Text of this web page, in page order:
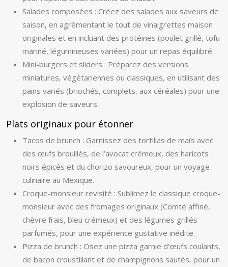
Salades composées : Créez des salades aux saveurs de
saison, en agrémentant le tout de vinaigrettes maison
originales et en incluant des protéines (poulet grillé, tofu
mariné, légumineuses variées) pour un repas équilibré.
Mini-burgers et sliders : Préparez des versions
miniatures, végétariennes ou classiques, en utilisant des
pains variés (briochés, complets, aux céréales) pour une
explosion de saveurs.
Plats originaux pour étonner
Tacos de brunch : Garnissez des tortillas de maïs avec
des œufs brouillés, de l’avocat crémeux, des haricots
noirs épicés et du chorizo savoureux, pour un voyage
culinaire au Mexique.
Croque-monsieur revisité : Sublimez le classique croque-
monsieur avec des fromages originaux (Comté affiné,
chèvre frais, bleu crémeux) et des légumes grillés
parfumés, pour une expérience gustative inédite.
Pizza de brunch : Osez une pizza garnie d’œufs coulants,
de bacon croustillant et de champignons sautés, pour un